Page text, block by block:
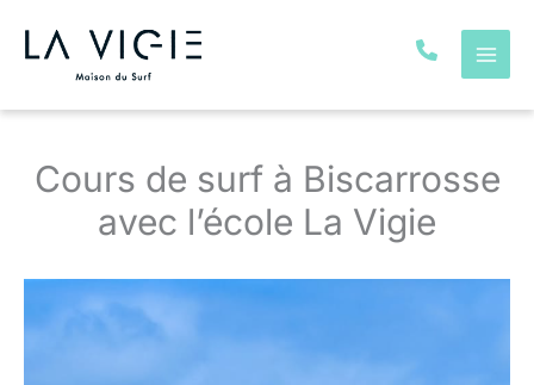
Cours de surf à Biscarrosse
avec l’école La Vigie